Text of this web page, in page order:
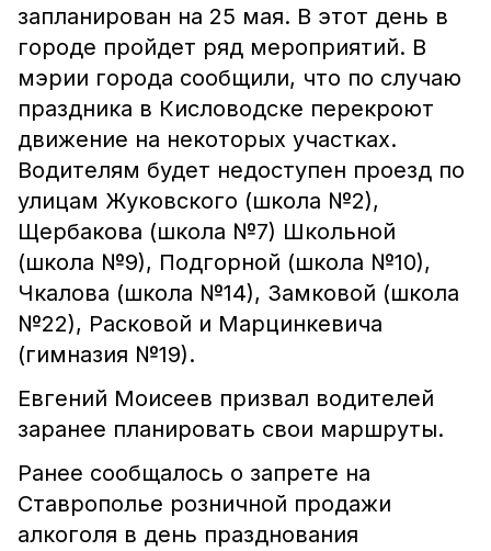
запланирован на 25 мая. В этот день в
городе пройдет ряд мероприятий. В
мэрии города сообщили, что по случаю
праздника в Кисловодске перекроют
движение на некоторых участках.
Водителям будет недоступен проезд по
улицам Жуковского (школа №2),
Щербакова (школа №7) Школьной
(школа №9), Подгорной (школа №10),
Чкалова (школа №14), Замковой (школа
№22), Расковой и Марцинкевича
(гимназия №19).
Евгений Моисеев призвал водителей
заранее планировать свои маршруты.
Ранее сообщалось о запрете на
Ставрополье розничной продажи
алкоголя в день празднования